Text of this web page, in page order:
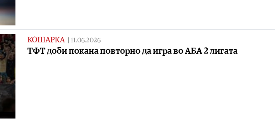
КОШАРКА 11.06.2026
ТФТ доби покана повторно да игра во АБА 2 лигата